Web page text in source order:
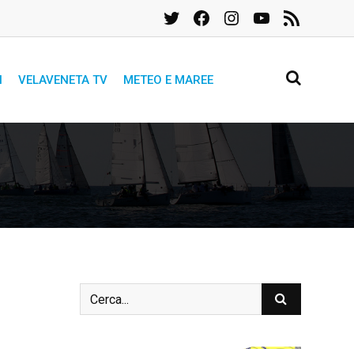
TwitterFacebookInstagramYouTube
Feed
RSS
VELAVENETA TV METEO E MAREE